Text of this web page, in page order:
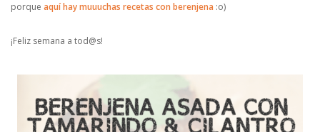
porque aquí hay muuuchas recetas con berenjena :o)
¡Feliz semana a tod@s!